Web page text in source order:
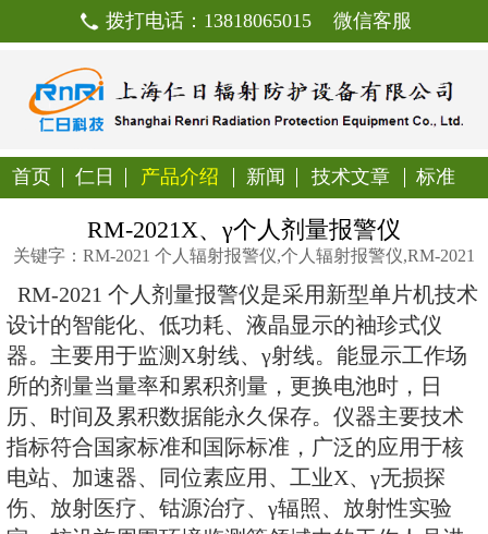
拨打电话：13818065015
首页 仁日 产品介绍 新闻 技
RM-2021X、γ个人剂量
关键字：RM-2021 个人辐射报警仪,个人辐
RM-2021 个人剂量报警仪是采用
设计的智能化、低功耗、液晶显示
器。主要用于监测 X射线、γ射线。